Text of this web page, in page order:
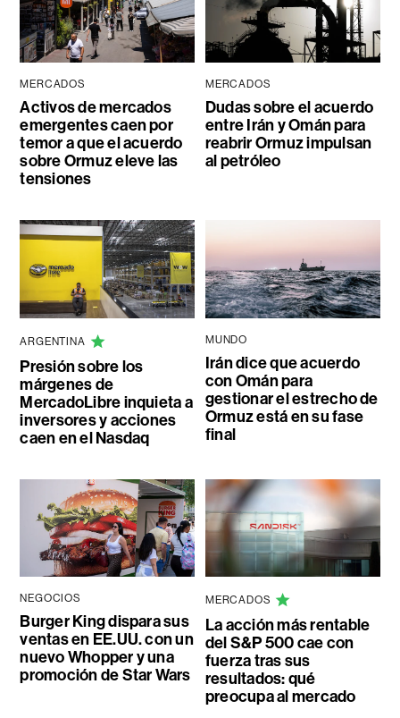
MERCADOS
Activos de mercados
emergentes caen por
temor a que el acuerdo
sobre Ormuz eleve las
tensiones
MERCADOS
Dudas sobre el acuerdo
entre Irán y Omán para
reabrir Ormuz impulsan
al petróleo
ARGENTINA
Presión sobre los
márgenes de
MercadoLibre inquieta a
inversores y acciones
caen en el Nasdaq
MUNDO
Irán dice que acuerdo
con Omán para
gestionar el estrecho de
Ormuz está en su fase
final
NEGOCIOS
Burger King dispara sus
ventas en EE.UU. con un
nuevo Whopper y una
promoción de Star Wars
MERCADOS
La acción más rentable
del S&P 500 cae con
fuerza tras sus
resultados: qué
preocupa al mercado